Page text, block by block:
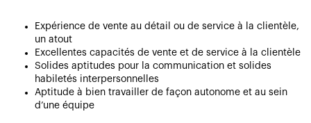
Expérience de vente au détail ou de service à la clientèle,
un atout
Excellentes capacités de vente et de service à la clientèle
Solides aptitudes pour la communication et solides
habiletés interpersonnelles
Aptitude à bien travailler de façon autonome et au sein
d’une équipe